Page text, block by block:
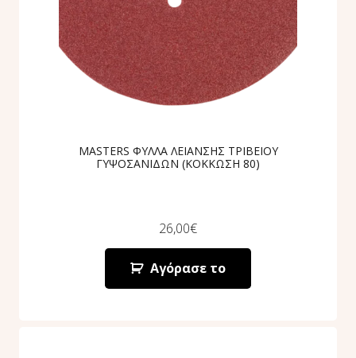
MASTERS ΦΥΛΛΑ ΛΕΙΑΝΣΗΣ ΤΡΙΒΕΙΟΥ
ΓΥΨΟΣΑΝΙΔΩΝ (ΚΟΚΚΩΣΗ 80)
26,00€
Αγόρασε το